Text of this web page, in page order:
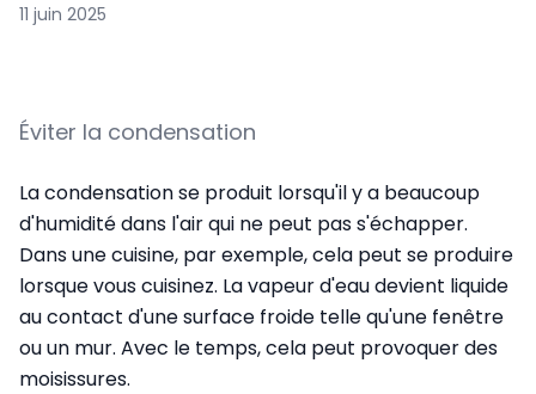
11 juin 2025
Éviter la condensation
La condensation se produit lorsqu'il y a beaucoup
d'humidité dans l'air qui ne peut pas s'échapper.
Dans une cuisine, par exemple, cela peut se produire
lorsque vous cuisinez. La vapeur d'eau devient liquide
au contact d'une surface froide telle qu'une fenêtre
ou un mur. Avec le temps, cela peut provoquer des
moisissures.